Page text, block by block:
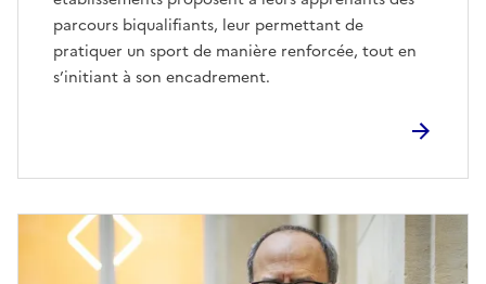
parcours biqualifiants, leur permettant de
pratiquer un sport de manière renforcée, tout en
s’initiant à son encadrement.